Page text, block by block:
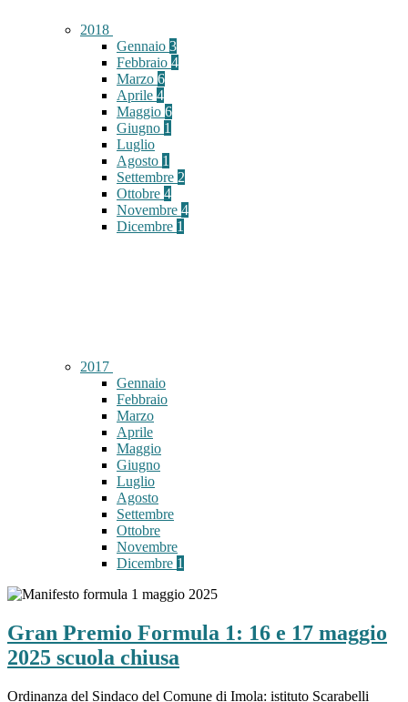
2018
Gennaio 3
Febbraio 4
Marzo 6
Aprile 4
Maggio 6
Giugno 1
Luglio
Agosto 1
Settembre 2
Ottobre 4
Novembre 4
Dicembre 1
2017
Gennaio
Febbraio
Marzo
Aprile
Maggio
Giugno
Luglio
Agosto
Settembre
Ottobre
Novembre
Dicembre 1
Gran Premio Formula 1: 16 e 17 maggio
2025 scuola chiusa
Ordinanza del Sindaco del Comune di Imola: istituto Scarabelli